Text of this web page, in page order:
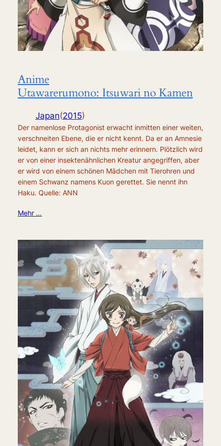
Anime
Utawarerumono: Itsuwari no Kamen
Japan(2015)
Der namenlose Protagonist erwacht inmitten einer weiten,
verschneiten Ebene, die er nicht kennt. Da er an Amnesie
leidet, kann er sich an nichts mehr erinnern. Plötzlich wird
er von einer insektenähnlichen Kreatur angegriffen, aber
er wird von einem schönen Mädchen mit Tierohren und
einem Schwanz namens Kuon gerettet. Sie nennt ihn
Haku. Quelle: ANN
Mehr …